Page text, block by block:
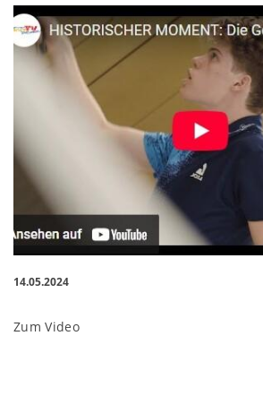
14.05.2024
Zum Video